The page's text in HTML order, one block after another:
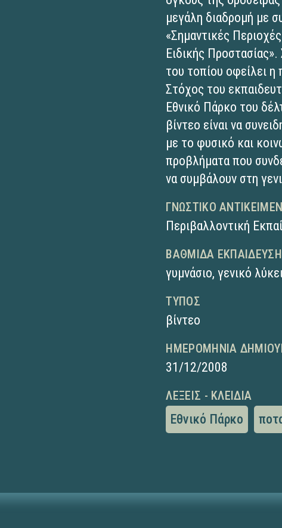
μεγάλη διαδρομή με
«Σημαντικές
Eιδικής
του τοπίου οφείλει η
Στόχος του
Εθνικό Πάρκο του
βίντεο είναι ν​α
με το φυσικό και
προβλήματα που
να συμβάλουν στη
ΓΝΩΣΤΙΚΌ
Περιβαλλοντική
ΒΑΘΜΊΔΑ
γυμνάσιο,γενικό
ΤΎΠΟΣ
βίντεο
ΗΜΕΡΟΜΗΝΊΑ
31/12/2008
ΛΈΞΕΙΣ - ΚΛΕΙΔΙΆ
Εθνικό Πάρκο